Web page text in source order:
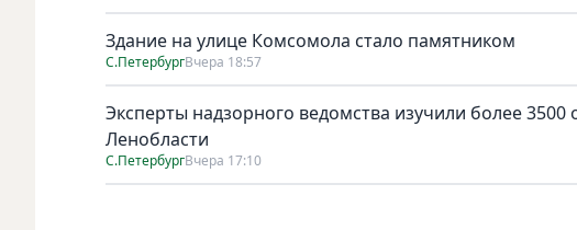
Здание на улице Комсомола стало памятником
С.ПетербургВчера 18:57
Эксперты надзорного ведомства изучили более
Ленобласти
С.ПетербургВчера 17:10